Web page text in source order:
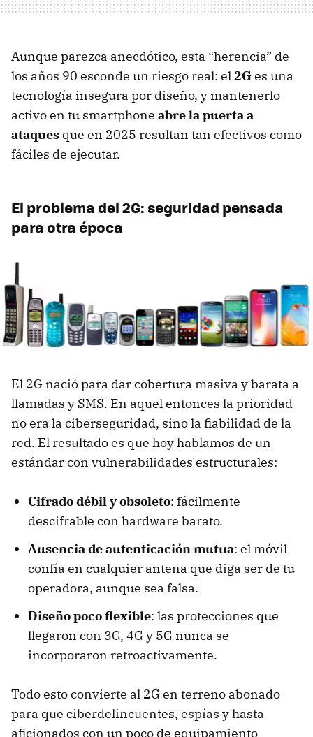
Aunque parezca anecdótico, esta “herencia” de
los años 90 esconde un riesgo real: el2Ges una
tecnología insegura por diseño, y mantenerlo
activo en tu smartphone abre la puerta a
ataques que en 2025 resultan tan efectivos como
fáciles de ejecutar.
El problema del 2G: seguridad pensada
para otra época
El 2G nació para dar cobertura masiva y barata a
llamadas y SMS. En aquel entonces la prioridad
no era la ciberseguridad, sino la fiabilidad de la
red. El resultado es que hoy hablamos de un
estándar con vulnerabilidades estructurales:
Cifrado débil y obsoleto: fácilmente
descifrable con hardware barato.
Ausencia de autenticación mutua: el móvil
confía en cualquier antena que diga ser de tu
operadora, aunque sea falsa.
Diseño poco flexible: las protecciones que
llegaron con 3G, 4G y 5G nunca se
incorporaron retroactivamente.
Todo esto convierte al 2G en terreno abonado
para que ciberdelincuentes, espías y hasta
aficionados con un poco de equipamiento